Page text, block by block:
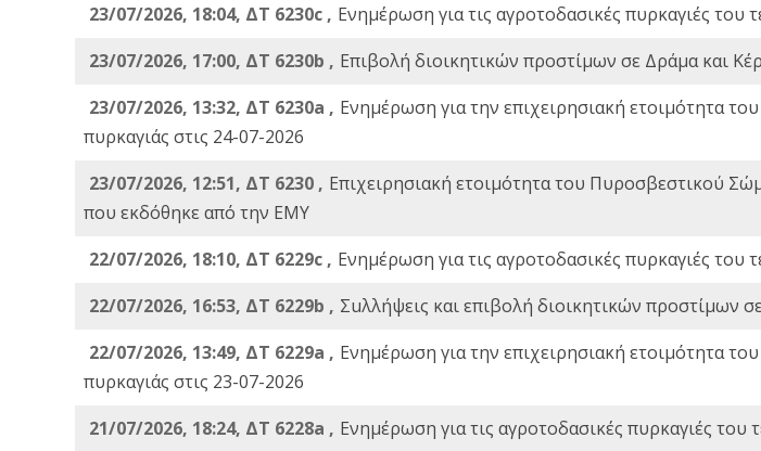
23/07/2026, 18:04, ΔΤ 6230c , Ενημέρωση για τις αγροτοδασικές πυρκαγιές
23/07/2026, 17:00, ΔΤ 6230b , Επιβολή διοικητικών προστίμων σε Δράμα και
23/07/2026, 13:32, ΔΤ 6230a , Ενημέρωση για την επιχειρησιακή ετοιμότητα
πυρκαγιάς στις 24-07-2026
23/07/2026, 12:51, ΔΤ 6230 , Επιχειρησιακή ετοιμότητα του Πυροσβεστικού
που εκδόθηκε από την ΕΜΥ
22/07/2026, 18:10, ΔΤ 6229c , Ενημέρωση για τις αγροτοδασικές πυρκαγιές
22/07/2026, 16:53, ΔΤ 6229b , Σuλλήψεις και επιβολή διοικητικών προστίμων
22/07/2026, 13:49, ΔΤ 6229a , Ενημέρωση για την επιχειρησιακή ετοιμότητα
πυρκαγιάς στις 23-07-2026
21/07/2026, 18:24, ΔΤ 6228a , Ενημέρωση για τις αγροτοδασικές πυρκαγιές